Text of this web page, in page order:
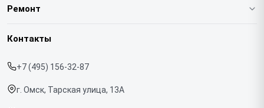
О нашем сервисе
Срочный ремонт
Доставка и способы оплаты
Ремонт
Варочных панелей
Контакты
+7 (495) 156-32-87
г. Омск, Тарская улица, 13А